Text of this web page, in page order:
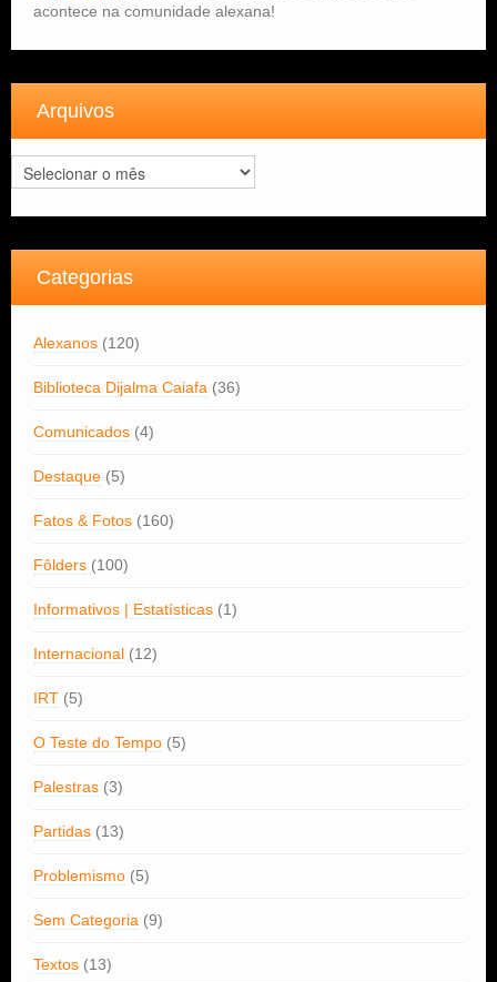
acontece na comunidade alexana!
Arquivos
Arquivos
Categorias
Alexanos (120)
Biblioteca Dijalma Caiafa (36)
Comunicados (4)
Destaque (5)
Fatos & Fotos (160)
Fôlders (100)
Informativos | Estatísticas (1)
Internacional (12)
IRT (5)
O Teste do Tempo (5)
Palestras (3)
Partidas (13)
Problemismo (5)
Sem Categoria (9)
Textos (13)